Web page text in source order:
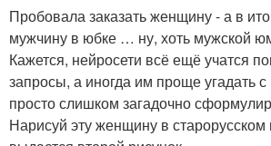
Пробовала заказать женщину - а в
мужчину в юбке … ну, хоть мужской
Кажется, нейросети всё ещё учатся
запросы, а иногда им проще угадать
просто слишком загадочно
Нарисуй эту женщину в